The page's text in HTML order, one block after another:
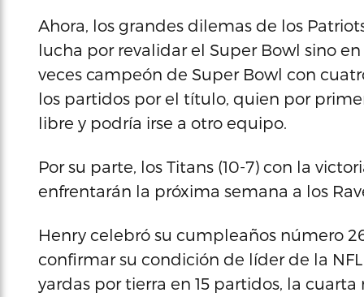
Ahora, los grandes dilemas de los
lucha por revalidar el Super Bowl sino
veces campeón de Super Bowl con
los partidos por el título, quien por
libre y podría irse a otro equipo.
Por su parte, los Titans (10-7) con la
enfrentarán la próxima semana a los
Henry celebró su cumpleaños número
confirmar su condición de líder de la
yardas por tierra en 15 partidos, la